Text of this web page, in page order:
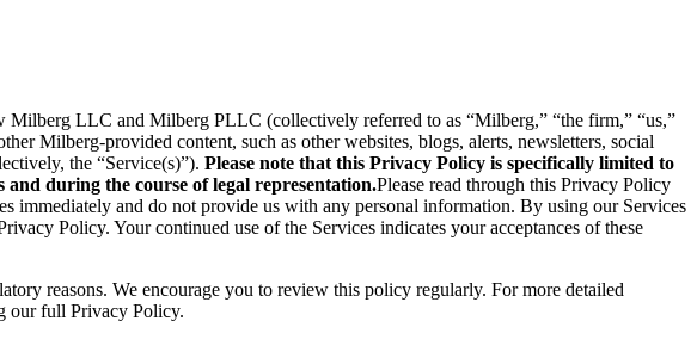
Milberg LLC and Milberg PLLC (collectively referred to as “Milberg,” “the firm,” “us,”
Milberg-provided content, such as other websites, blogs, alerts, newsletters, social
the “Service(s)”). Please note that this Privacy Policy is specifically limited to
and during the course of legal representation.Please read through this Privacy Policy
immediately and do not provide us with any personal information. By using our Services
Policy. Your continued use of the Services indicates your acceptances of these
reasons. We encourage you to review this policy regularly. For more detailed
our full Privacy Policy.